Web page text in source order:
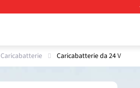
Caricabatterie Caricabatterie da 24 V